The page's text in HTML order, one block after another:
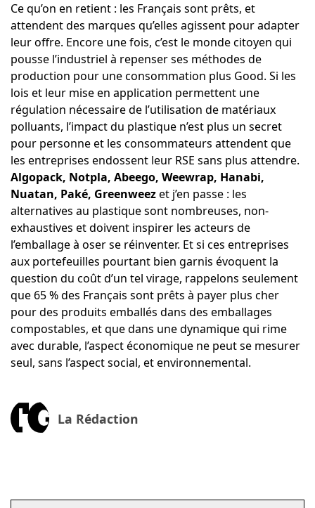
Ce qu’on en retient : les Français sont prêts, et
attendent des marques qu’elles agissent pour adapter
leur offre. Encore une fois, c’est le monde citoyen qui
pousse l’industriel à repenser ses méthodes de
production pour une consommation plus Good. Si les
lois et leur mise en application permettent une
régulation nécessaire de l’utilisation de matériaux
polluants, l’impact du plastique n’est plus un secret
pour personne et les consommateurs attendent que
les entreprises endossent leur RSE sans plus attendre.
Algopack, Notpla, Abeego, Weewrap, Hanabi,
Nuatan, Paké, Greenweezet j’en passe : les
alternatives au plastique sont nombreuses, non-
exhaustives et doivent inspirer les acteurs de
l’emballage à oser se réinventer. Et si ces entreprises
aux portefeuilles pourtant bien garnis évoquent la
question du coût d’un tel virage, rappelons seulement
que 65 % des Français sont prêts à payer plus cher
pour des produits emballés dans des emballages
compostables, et que dans une dynamique qui rime
avec durable, l’aspect économique ne peut se mesurer
seul, sans l’aspect social, et environnemental.
La Rédaction